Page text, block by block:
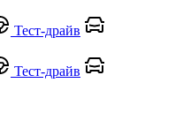
Тест-драйв
Тест-драйв